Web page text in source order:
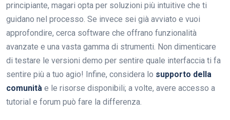
principiante, magari opta per soluzioni più intuitive che ti
guidano nel processo. Se invece sei già avviato e vuoi
approfondire, cerca software che offrano funzionalità
avanzate e una vasta gamma di strumenti. Non dimenticare
di testare le versioni demo per sentire quale interfaccia ti fa
sentire più a tuo agio! Infine, considera lo supporto della
comunità e le risorse disponibili; a volte, avere accesso a
tutorial e forum può fare la differenza.